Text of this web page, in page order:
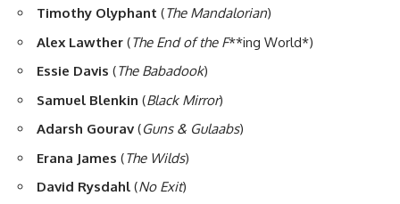
Timothy Olyphant (The Mandalorian)
Alex Lawther (The End of the F**ing World*)
Essie Davis (The Babadook)
Samuel Blenkin (Black Mirror)
Adarsh Gourav (Guns & Gulaabs)
Erana James (The Wilds)
David Rysdahl (No Exit)